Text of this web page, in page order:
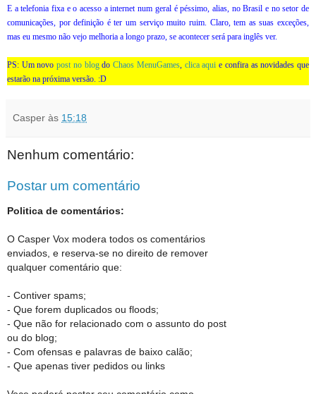
E a telefonia fixa e o acesso a internet num geral é péssimo, alias, no Brasil e no setor de
comunicações, por definição é ter um serviço muito ruim. Claro, tem as suas exceções,
mas eu mesmo não vejo melhoria a longo prazo, se acontecer será para inglês ver.
PS: Um novopost no blogdoChaos MenuGames, clica aqui e confira as novidades que
estarão na próxima versão. :D
Casper às 15:18
Nenhum comentário:
Postar um comentário
Politica de comentários:
O Casper Vox modera todos os comentários
enviados, e reserva-se no direito de remover
qualquer comentário que:
- Contiver spams;
- Que forem duplicados ou floods;
- Que não for relacionado com o assunto do post
ou do blog;
- Com ofensas e palavras de baixo calão;
- Que apenas tiver pedidos ou links